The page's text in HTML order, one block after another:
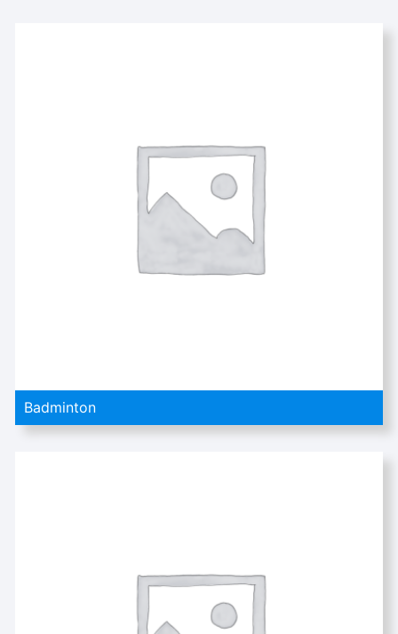
Badminton